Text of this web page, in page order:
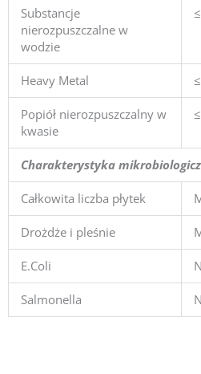
Substancje
nierozpuszczalne w
wodzie
Heavy Metal
Popiół nierozpuszczalny w
kwasie
Charakterystyka
Całkowita liczba płytek
Drożdże i pleśnie
E.Coli
Salmonella